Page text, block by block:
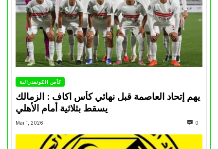
كأس الكونفدرالية
يهم إتحاد العاصمة قبل نهائي كأس اكاف : الزمالك
Mai 1, 2026 0